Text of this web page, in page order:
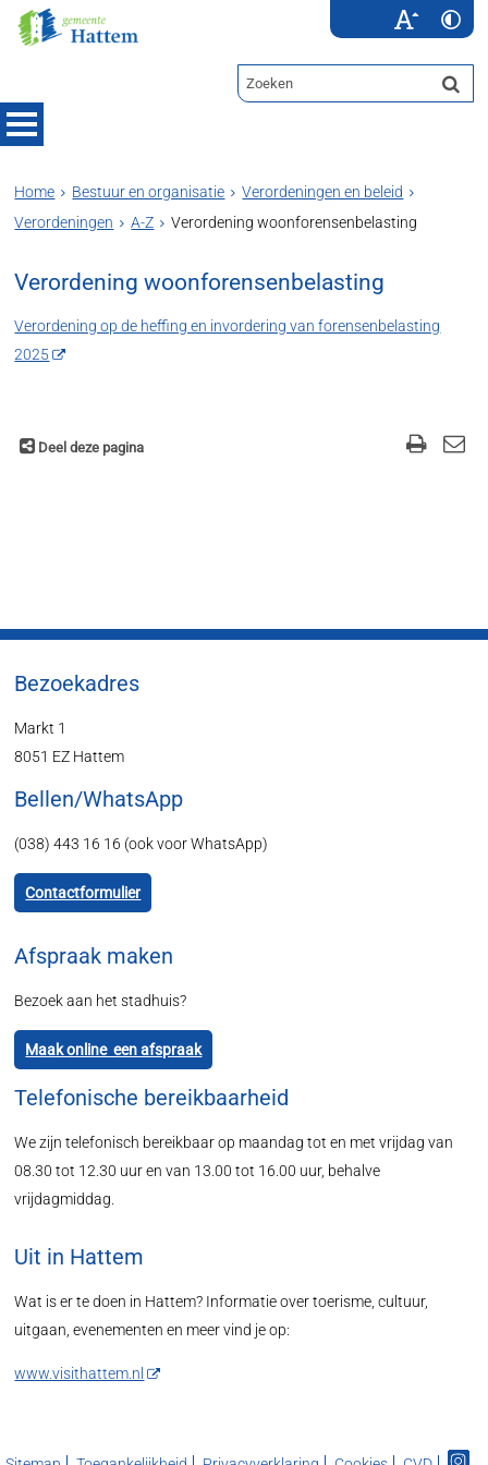
Home Bestuur en organisatie
Verordeningen en beleid
Verordeningen
A-Z Verordening woonforensenbelasting
Verordening woonforensenbelasting
Verordening op de heffing en invordering van forensenbelasting
2025
Deel deze pagina
Bezoekadres
Markt 1
8051 EZ Hattem
Bellen/WhatsApp
(038) 443 16 16 (ook voor WhatsApp)
Contactformulier
Afspraak maken
Bezoek aan het stadhuis?
Maak online een afspraak
Telefonische bereikbaarheid
We zijn telefonisch bereikbaar op maandag tot en met vrijdag van
08.30 tot 12.30 uur en van 13.00 tot 16.00 uur, behalve
vrijdagmiddag.
Uit in Hattem
Wat is er te doen in Hattem? Informatie over toerisme, cultuur,
uitgaan, evenementen en meer vind je op:
www.visithattem.nl